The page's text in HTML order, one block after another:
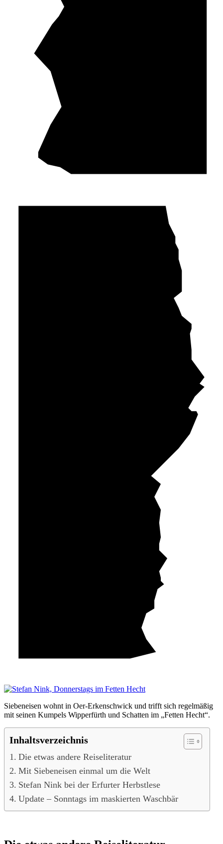
Siebeneisen wohnt in Oer-Erkenschwick und trifft sich regelmäßig
mit seinen Kumpels Wipperfürth und Schatten im „Fetten Hecht“.
Inhaltsverzeichnis
Die etwas andere Reiseliteratur
Mit Siebeneisen einmal um die Welt
Stefan Nink bei der Erfurter Herbstlese
Update – Sonntags im maskierten Waschbär